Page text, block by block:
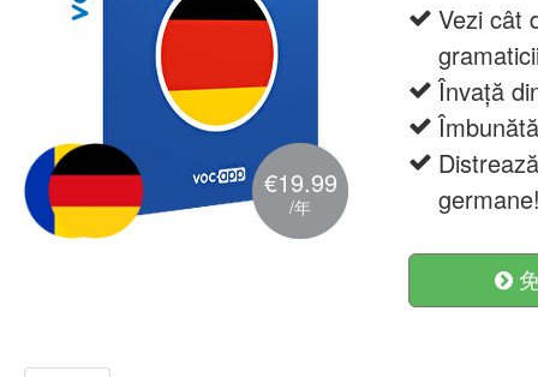
€19.99
/年
Vezi cât
Învață